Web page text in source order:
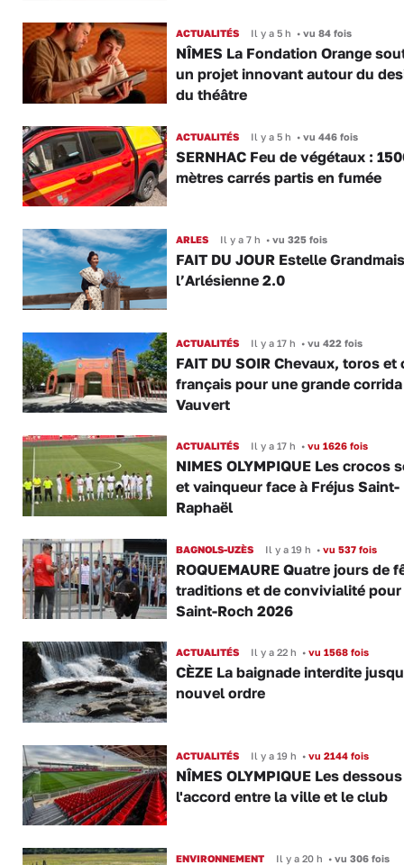
ACTUALITÉS Il y a 5 h •vu 84 fois
NÎMES La Fondation Orange
un projet innovant autour du
du théâtre
ACTUALITÉS Il y a 5 h •vu 446 fois
SERNHAC Feu de végétaux :
mètres carrés partis en fumée
ARLES Il y a 7 h •vu 325 fois
FAIT DU JOUR Estelle
l’Arlésienne 2.0
ACTUALITÉS Il y a 17 h •vu 422 fois
FAIT DU SOIR Chevaux, toros et
français pour une grande corrida
Vauvert
ACTUALITÉS Il y a 17 h •vu 1626 fois
NIMES OLYMPIQUE Les crocos
et vainqueur face à Fréjus Saint-
Raphaël
BAGNOLS-UZÈS Il y a 19 h •vu 537 fois
ROQUEMAURE Quatre jours de
traditions et de convivialité pour
Saint-Roch 2026
ACTUALITÉS Il y a 22 h •vu 1568 fois
CÈZE La baignade interdite
nouvel ordre
ACTUALITÉS Il y a 19 h •vu 2144 fois
NÎMES OLYMPIQUE Les
l'accord entre la ville et le club
ENVIRONNEMENT Il y a 20 h •vu 306 fois